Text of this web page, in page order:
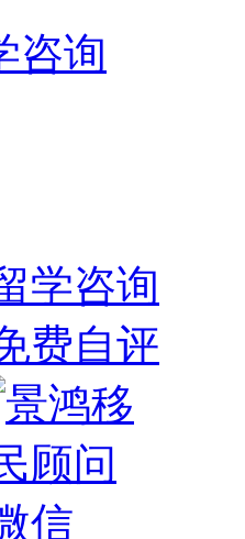
咨询
学咨询
费自评